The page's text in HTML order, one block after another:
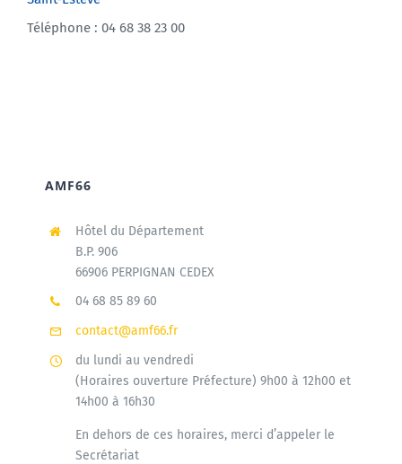
Téléphone : 04 68 38 23 00
AMF66
Hôtel du Département
B.P. 906
66906 PERPIGNAN CEDEX
04 68 85 89 60
contact@amf66.fr
du lundi au vendredi
(Horaires ouverture Préfecture) 9h00 à 12h00 et
14h00 à 16h30
En dehors de ces horaires, merci d’appeler le
Secrétariat